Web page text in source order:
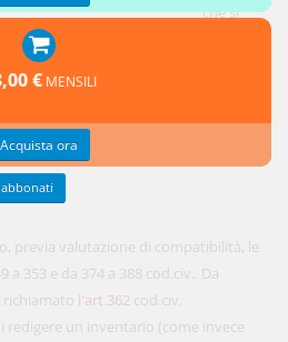
che si
previa valutazione di compatibilità, le
a 353 e da 374 a 388 cod.civ.. Da
richiamato l'art.362 cod.civ.
redigere un inventario (come invece
€ MENSILI
Acquista ora
abbonati